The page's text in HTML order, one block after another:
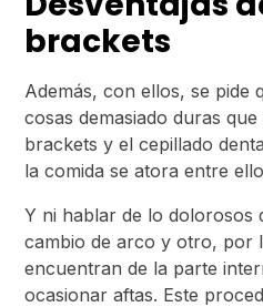
brackets
Además, con ellos, se pide
cosas demasiado duras
brackets y el cepillado
la comida se atora entre
Y ni hablar de lo dolorosos
cambio de arco y otro, por
encuentran de la parte
ocasionar aftas. Este